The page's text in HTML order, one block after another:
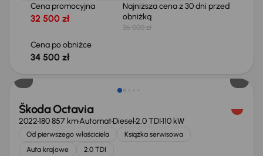
Cena promocyjna
32 500 zł
Najniższa cena z 30 dni przed
obniżką
36 000 zł
Cena po obniżce
34 500 zł
Taniej o 1 500 zł
Škoda Octavia
2022180 857 kmAutomatDiesel2.0 TDI110 kW
Od pierwszego właściciela
Książka serwisowa
Auta krajowe
2.0 TDI